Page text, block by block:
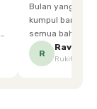
Bulan yang super happy! banyak
kumpul bareng
semua bahagia
mgkn saran dari air aja & kebersihan lebih di
R
Ravena
Rukita